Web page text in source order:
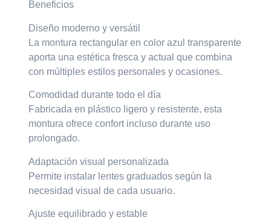
Beneficios
Diseño moderno y versátil
La montura rectangular en color azul transparente
aporta una estética fresca y actual que combina
con múltiples estilos personales y ocasiones.
Comodidad durante todo el día
Fabricada en plástico ligero y resistente, esta
montura ofrece confort incluso durante uso
prolongado.
Adaptación visual personalizada
Permite instalar lentes graduados según la
necesidad visual de cada usuario.
Ajuste equilibrado y estable